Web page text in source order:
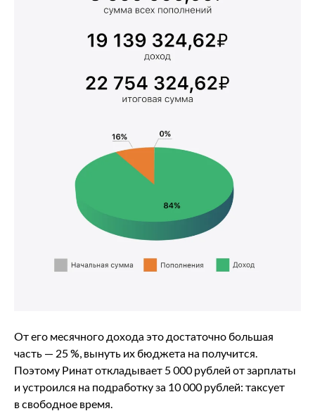
От его месячного дохода это достаточно большая
часть — 25 %, вынуть их бюджета на получится.
Поэтому Ринат откладывает 5 000 рублей от зарплаты
и устроился на подработку за 10 000 рублей: таксует
в свободное время.